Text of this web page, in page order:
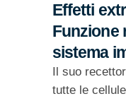
Effetti
Funzione
sistema
Il suo
tutte le